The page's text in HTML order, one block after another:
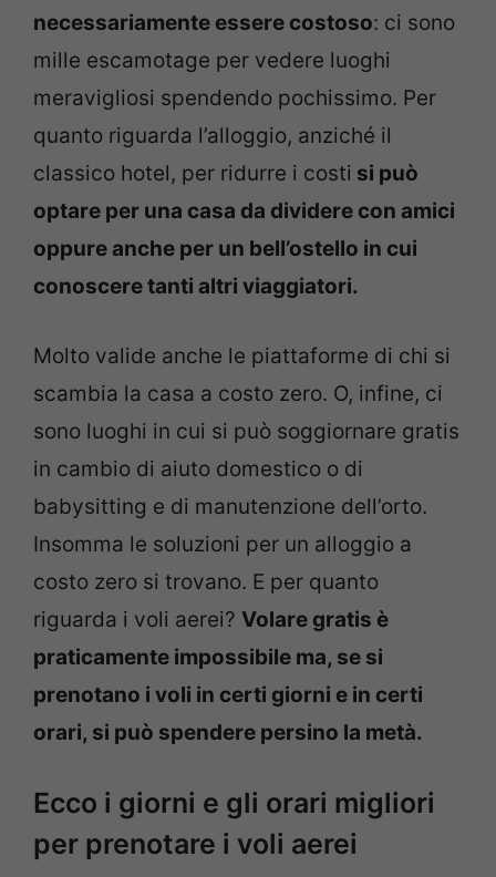
necessariamente essere costoso: ci sono
mille escamotage per vedere luoghi
meravigliosi spendendo pochissimo. Per
quanto riguarda l’alloggio, anziché il
classico hotel, per ridurre i costi si può
optare per una casa da dividere con amici
oppure anche per un bell’ostello in cui
conoscere tanti altri viaggiatori.
Molto valide anche le piattaforme di chi si
scambia la casa a costo zero. O, infine, ci
sono luoghi in cui si può soggiornare gratis
in cambio di aiuto domestico o di
babysitting e di manutenzione dell’orto.
Insomma le soluzioni per un alloggio a
costo zero si trovano. E per quanto
riguarda i voli aerei? Volare gratis è
praticamente impossibile ma, se si
prenotano i voli in certi giorni e in certi
orari, si può spendere persino la metà.
Ecco i giorni e gli orari migliori
per prenotare i voli aerei